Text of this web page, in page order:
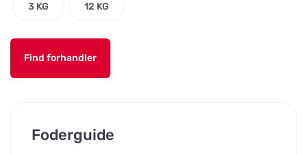
3 KG 12 KG
Find forhandler
Foderguide